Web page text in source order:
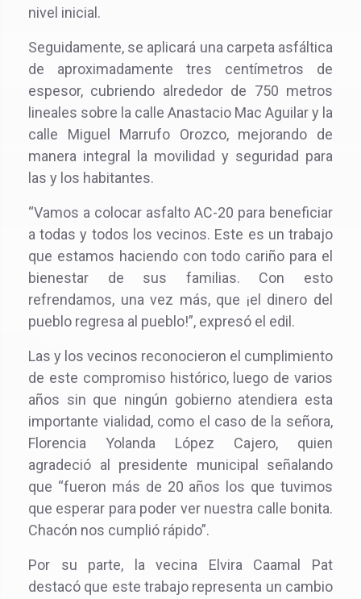
nivel inicial.
Seguidamente, se aplicará una carpeta asfáltica
de aproximadamente tres centímetros de
espesor, cubriendo alrededor de 750 metros
lineales sobre la calle Anastacio Mac Aguilar y la
calle Miguel Marrufo Orozco, mejorando de
manera integral la movilidad y seguridad para
las y los habitantes.
“Vamos a colocar asfalto AC-20 para beneficiar
a todas y todos los vecinos. Este es un trabajo
que estamos haciendo con todo cariño para el
bienestar de sus familias. Con esto
refrendamos, una vez más, que ¡el dinero del
pueblo regresa al pueblo!”, expresó el edil.
Las y los vecinos reconocieron el cumplimiento
de este compromiso histórico, luego de varios
años sin que ningún gobierno atendiera esta
importante vialidad, como el caso de la señora,
Florencia Yolanda López Cajero, quien
agradeció al presidente municipal señalando
que “fueron más de 20 años los que tuvimos
que esperar para poder ver nuestra calle bonita.
Chacón nos cumplió rápido”.
Por su parte, la vecina Elvira Caamal Pat
destacó que este trabajo representa un cambio